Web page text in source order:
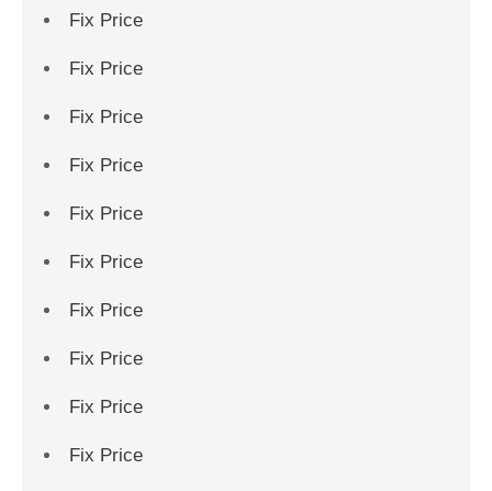
Fix Price
Fix Price
Fix Price
Fix Price
Fix Price
Fix Price
Fix Price
Fix Price
Fix Price
Fix Price